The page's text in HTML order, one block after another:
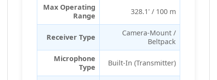
Max Operating
Range
328.1' / 100 m
Receiver Type
Camera-Mount /
Beltpack
Microphone
Type
Built-In (Transmitter)